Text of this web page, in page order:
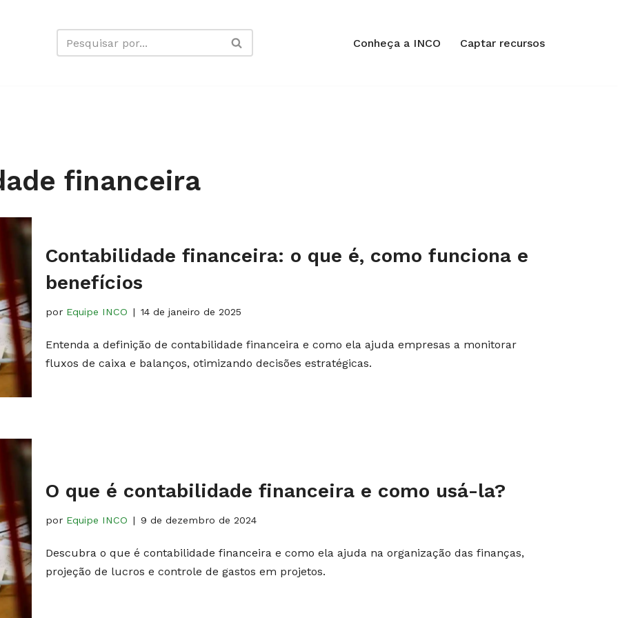
Conheça a INCO Captar recursos
financeira
Contabilidade financeira: o que é, como funciona e
benefícios
por Equipe INCO 14 de janeiro de 2025
Entenda a definição de contabilidade financeira e como ela ajuda empresas a monitorar
fluxos de caixa e balanços, otimizando decisões estratégicas.
O que é contabilidade financeira e como usá-la?
por Equipe INCO 9 de dezembro de 2024
Descubra o que é contabilidade financeira e como ela ajuda na organização das finanças,
projeção de lucros e controle de gastos em projetos.